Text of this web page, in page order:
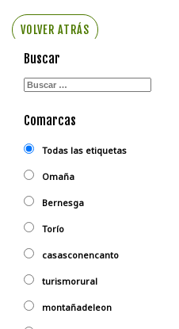
VOLVER ATRÁS
Buscar
Comarcas
Todas las etiquetas
Omaña
Bernesga
Torío
casasconencanto
turismorural
montañadeleon